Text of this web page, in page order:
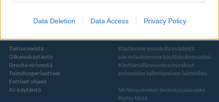
Data Deletion Data Access Privacy Policy
Kustantaja ja toimitus
Tietoa meistä
Oikaisukäytäntö
Ilmoita virheestä
Toimitusperiaatteet
Eettiset ohjeet
AI-käytäntö
Tietosuojalauseke
Käytämme sivustolla evästeitä
parantaaksemme käyttökokemustasi.
Käyttämällä sivustoa hyväksyt
evästeiden tallentamisen laitteellesi.
Verkkopalvelun tiedosuojalauseke
löytyy tästä